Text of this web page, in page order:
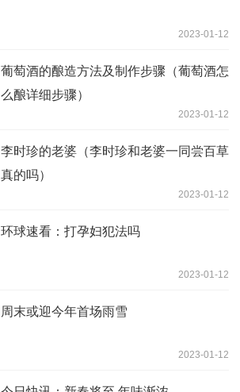
2023-01-12
葡萄酒的酿造方法及制作步骤（葡萄酒怎
么酿详细步骤）
2023-01-12
李时珍的老婆（李时珍和老婆一同尝百草
真的吗）
2023-01-12
环球速看：打孕妇犯法吗
2023-01-12
周末或迎今年首场雨雪
2023-01-12